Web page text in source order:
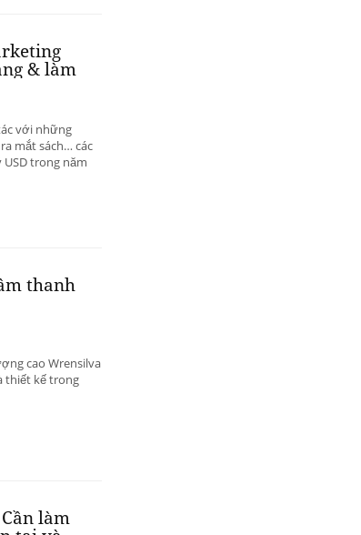
& làm
với những
mắt sách… các
trong năm
thanh
cao Wrensilva
thiết kế trong
làm